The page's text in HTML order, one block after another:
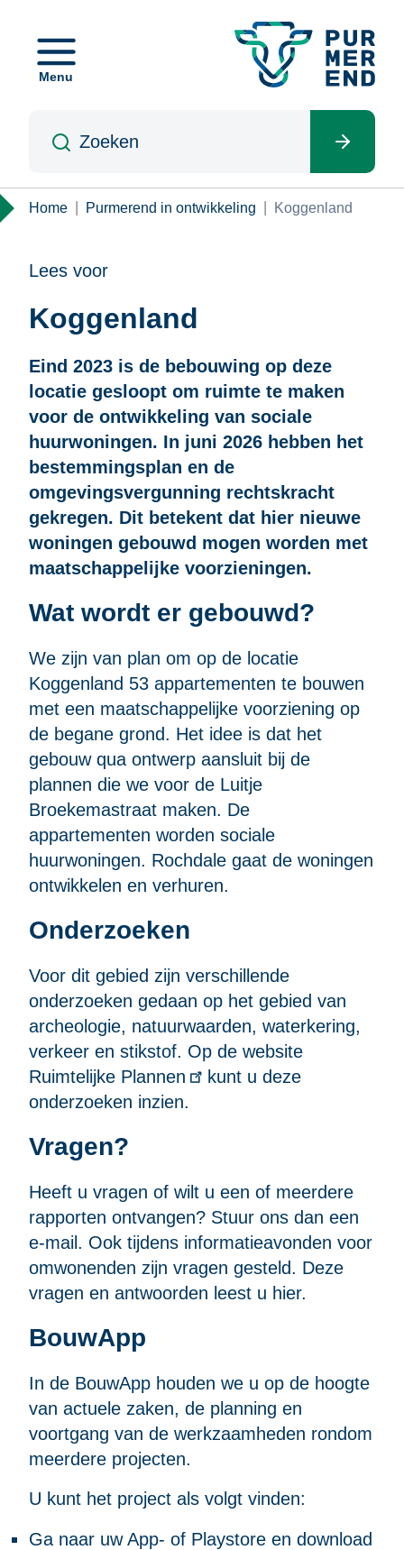
naarMenu
Kruimelpad
Home Purmerend in ontwikkeling Koggenland
Lees voor
Koggenland
Eind 2023 is de bebouwing op deze
locatie gesloopt om ruimte te maken
voor de ontwikkeling van sociale
huurwoningen. In juni 2026 hebben het
bestemmingsplan en de
omgevingsvergunning rechtskracht
gekregen. Dit betekent dat hier nieuwe
woningen gebouwd mogen worden met
maatschappelijke voorzieningen.
Wat wordt er gebouwd?
We zijn van plan om op de locatie
Koggenland 53 appartementen te bouwen
met een maatschappelijke voorziening op
de begane grond. Het idee is dat het
gebouw qua ontwerp aansluit bij de
plannen die we voor de Luitje
Broekemastraat maken. De
appartementen worden sociale
huurwoningen. Rochdale gaat de woningen
ontwikkelen en verhuren.
Onderzoeken
Voor dit gebied zijn verschillende
onderzoeken gedaan op het gebied van
archeologie, natuurwaarden, waterkering,
verkeer en stikstof. Op de website
Ruimtelijke Plannen
kunt u deze
onderzoeken inzien.
Vragen?
Heeft u vragen of wilt u een of meerdere
rapporten ontvangen? Stuur ons dan een
e-mail. Ook tijdens informatieavonden voor
omwonenden zijn vragen gesteld. Deze
vragen en antwoorden leest u hier.
BouwApp
In de BouwApp houden we u op de hoogte
van actuele zaken, de planning en
voortgang van de werkzaamheden rondom
meerdere projecten.
U kunt het project als volgt vinden:
Ga naar uw App- of Playstore en download